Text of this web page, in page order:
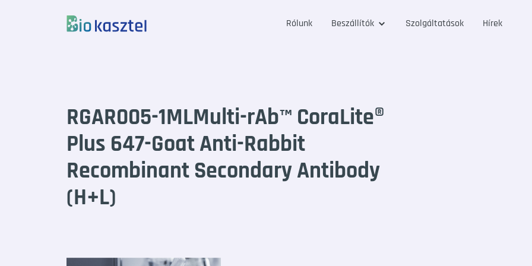
Rólunk Beszállítók Szolgáltatások Hírek
RGAR005-1MLMulti-rAb™ CoraLite®
Plus 647-Goat Anti-Rabbit
Recombinant Secondary Antibody
(H+L)